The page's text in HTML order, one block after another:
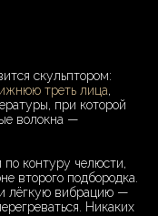
скульптором:
треть лица,
при которой
волокна —
контуру челюсти,
второго подбородка.
и лёгкую вибрацию —
Никаких